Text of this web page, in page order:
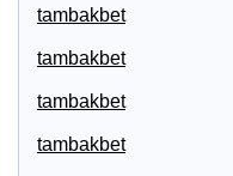
tambakbet
tambakbet
tambakbet
tambakbet